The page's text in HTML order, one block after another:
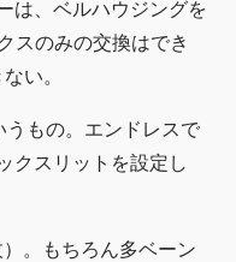
は、ベルハウジングを
スのみの交換はでき
い。
もの。エンドレスで
クスリットを設定し
。もちろん多ベーン